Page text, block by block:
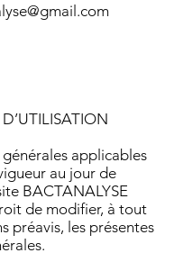
applicables
au jour de
BACTANALYSE
de modifier, à tout
préavis, les présentes